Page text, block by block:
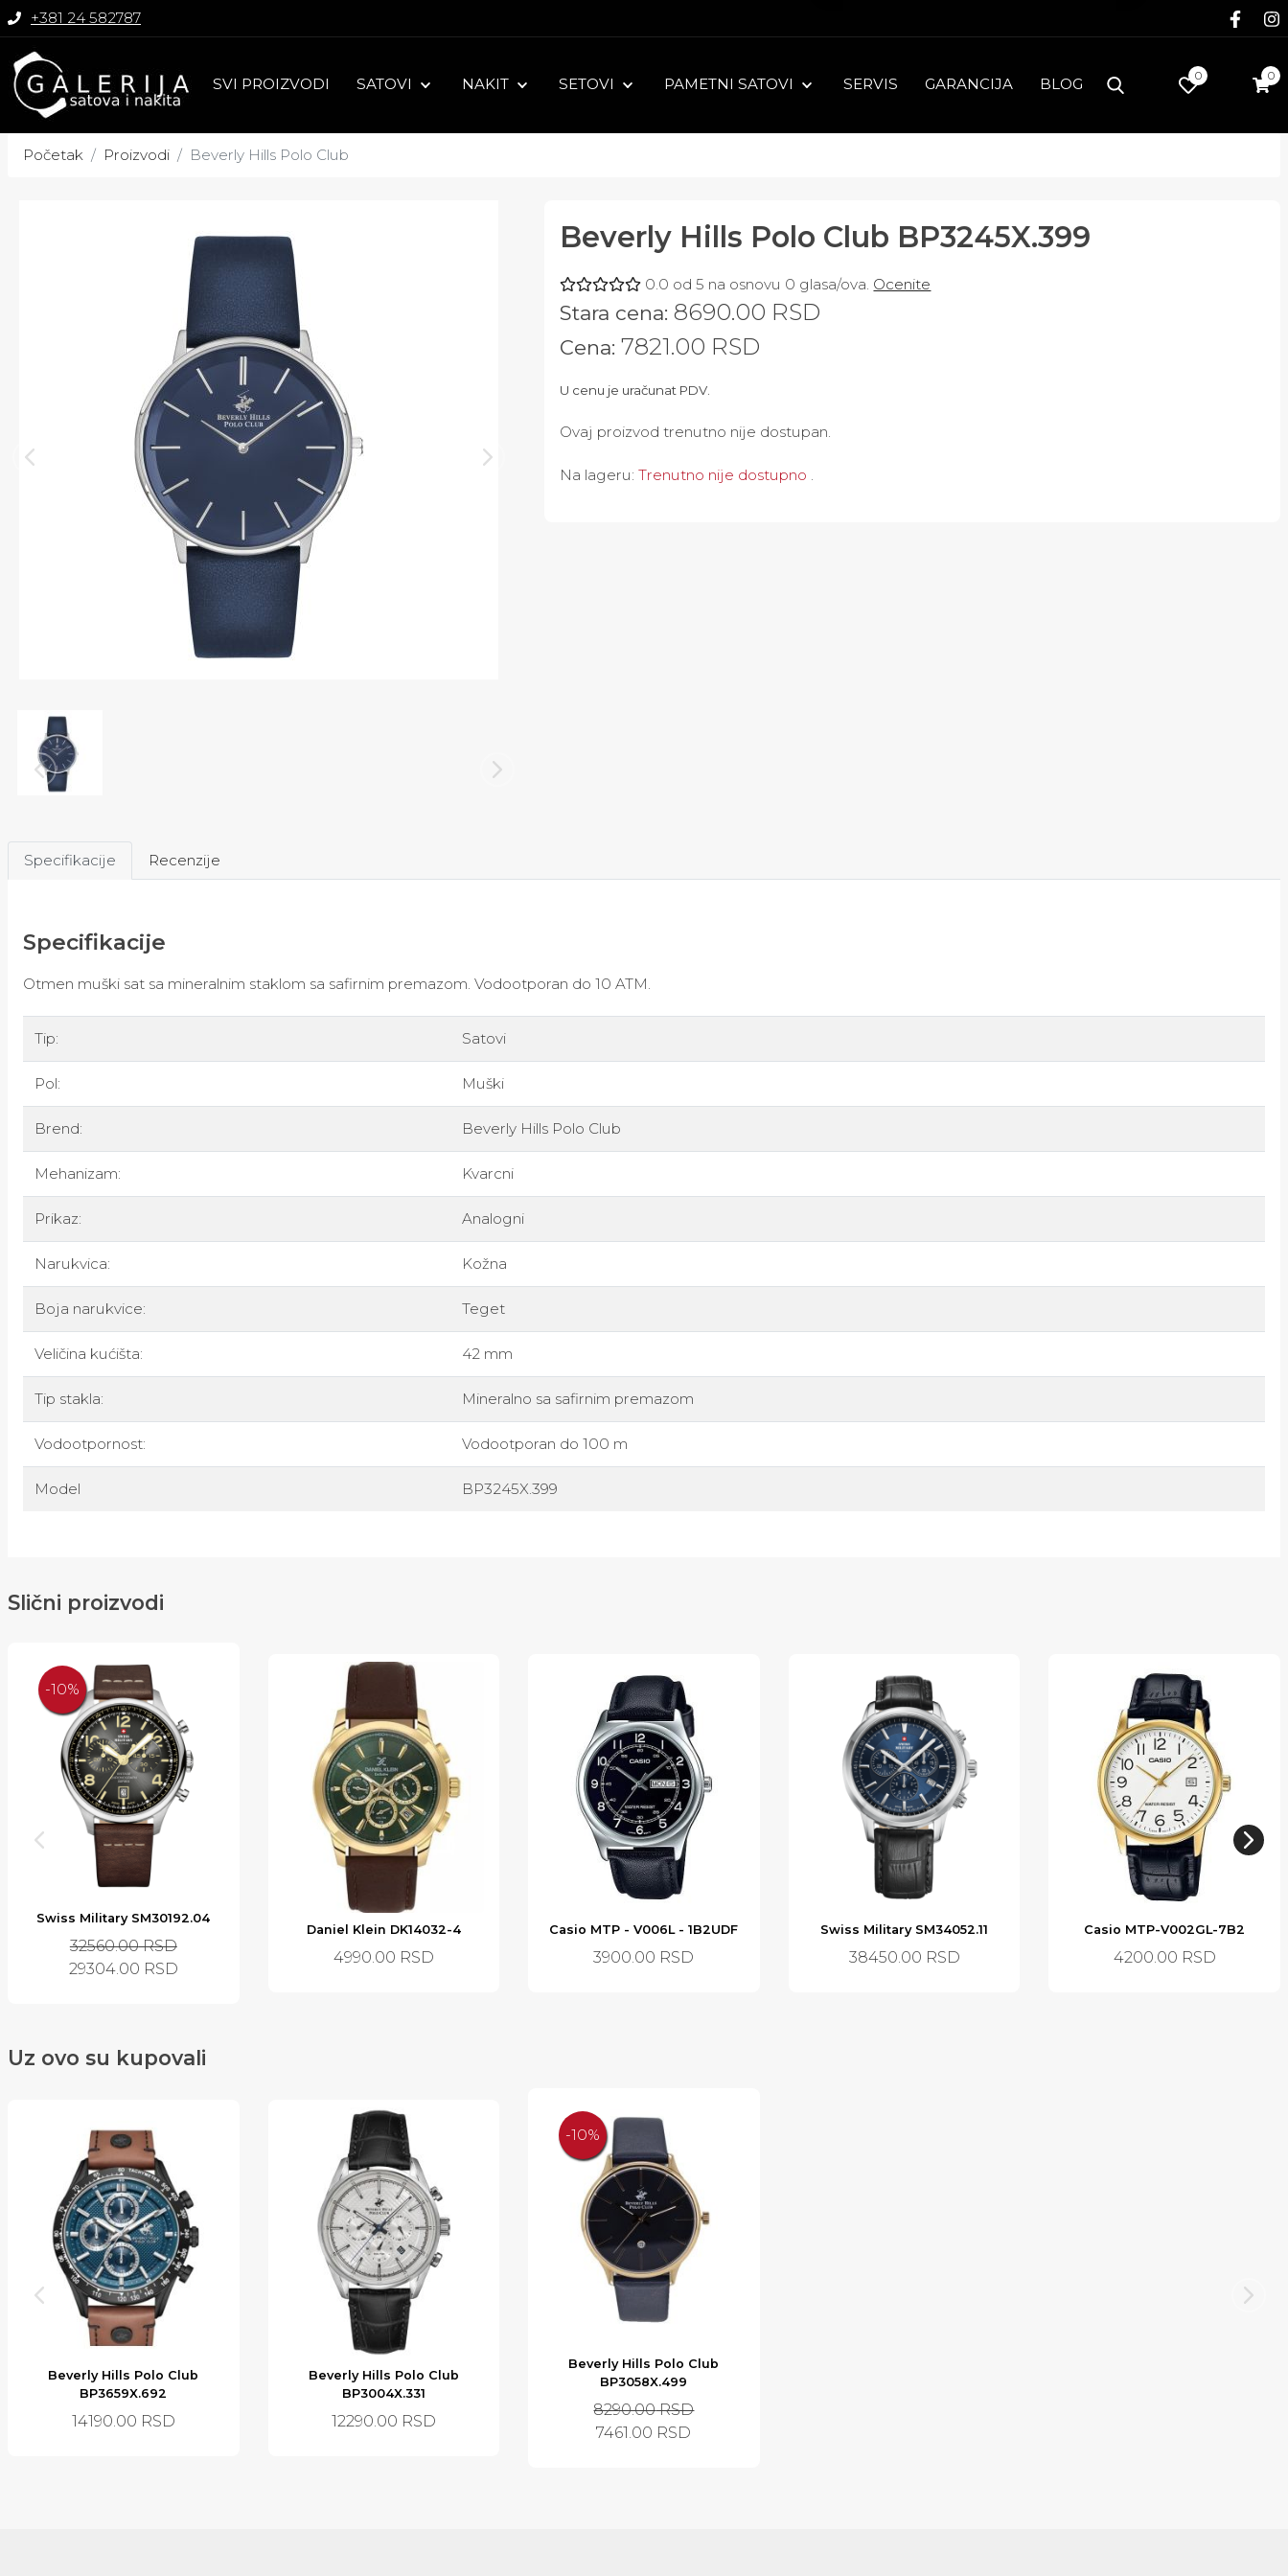
+381 24 582787
SVI PROIZVODI
SATOVI NAKIT SETOVI PAMETNI SATOVI SERVIS GARANCIJA BLOG 0 0
Početak Proizvodi Beverly Hills Polo Club
Beverly Hills Polo Club BP3245X.399
0.0 od5 na osnovu 0 glasa/ova. Ocenite
Stara cena: 8690.00 RSD
Cena: 7821.00 RSD
U cenu je uračunat PDV.
Ovaj proizvod trenutno nije dostupan.
Na lageru: Trenutno nije dostupno
Specifikacije Recenzije
Specifikacije
Otmen muški sat sa mineralnim staklom sa safirnim premazom. Vodootporan do 10 ATM.
Tip: Satovi
Pol: Muški
Brend: Beverly Hills Polo Club
Mehanizam: Kvarcni
Prikaz: Analogni
Narukvica: Kožna
Boja narukvice: Teget
Veličina kućišta: 42 mm
Tip stakla: Mineralno sa safirnim premazom
Vodootpornost: Vodootporan do 100 m
Model BP3245X.399
Slični proizvodi
-10%
Swiss Military SM30192.04
32560.00RSD
29304.00 RSD
Daniel Klein DK14032-4
4990.00 RSD
Casio MTP - V006L - 1B2UDF
3900.00 RSD
Swiss Military SM34052.11
38450.00 RSD
Casio MTP-V002GL-7B2
4200.00 RSD
Uz ovo su kupovali
Beverly Hills Polo Club
BP3659X.692
14190.00 RSD
Beverly Hills Polo Club
BP3004X.331
12290.00 RSD
-10%
Beverly Hills Polo Club
BP3058X.499
8290.00RSD
7461.00 RSD